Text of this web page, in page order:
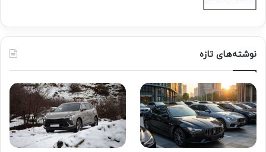
نوشته‌های تازه